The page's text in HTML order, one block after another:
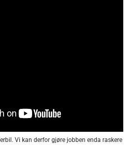
Vi kan derfor gjøre jobben enda raskere